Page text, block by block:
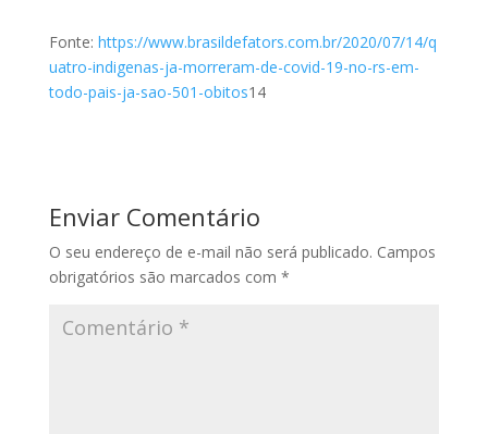
Fonte: https://www.brasildefators.com.br/2020/07/14/q
uatro-indigenas-ja-morreram-de-covid-19-no-rs-em-
todo-pais-ja-sao-501-obitos14
Enviar Comentário
O seu endereço de e-mail não será publicado. Campos
obrigatórios são marcados com *